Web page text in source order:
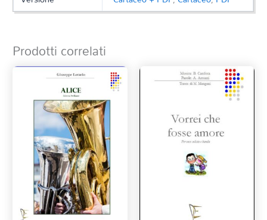
Prodotti correlati